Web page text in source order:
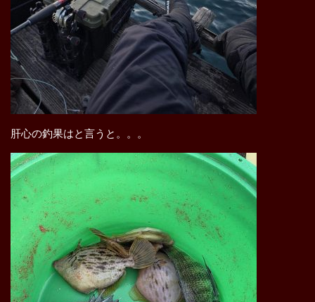
肝心の釣果はと言うと。。。